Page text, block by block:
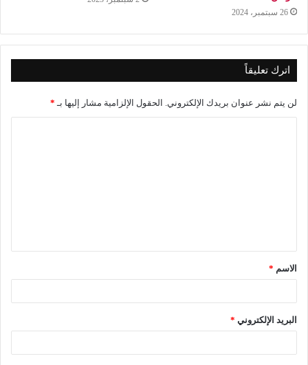
26 سبتمبر، 2024
اترك تعليقاً
لن يتم نشر عنوان بريدك الإلكتروني. الحقول الإلزامية مشار إليها بـ *
ق
*
الاسم *
البريد الإلكتروني *